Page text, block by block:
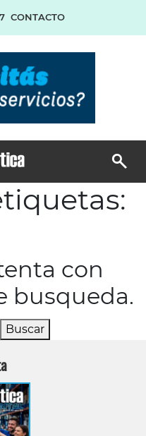
CONTACTO
con
busqueda.
Buscar